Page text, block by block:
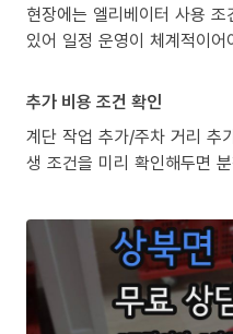
현장에는 엘리베이터 사용
있어 일정 운영이 체계적이어
추가 비용 조건 확인
계단 작업 추가/주차 거리 추
생 조건을 미리 확인해두면